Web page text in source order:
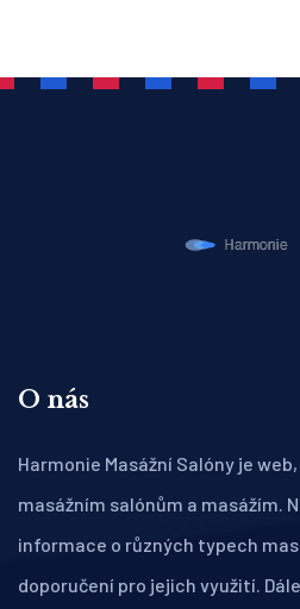
O nás
Harmonie Masážní Salóny je
masážním salónům a masážím.
informace o různých typech
doporučení pro jejich využití.